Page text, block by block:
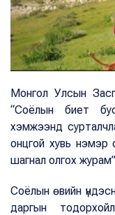
Монгол Улсын
“Соёлын биет
хэмжээнд
онцгой хувь нэмэр
шагнал олгох
Соёлын өвийн
даргын